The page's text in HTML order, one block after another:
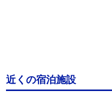
近くの宿泊施設